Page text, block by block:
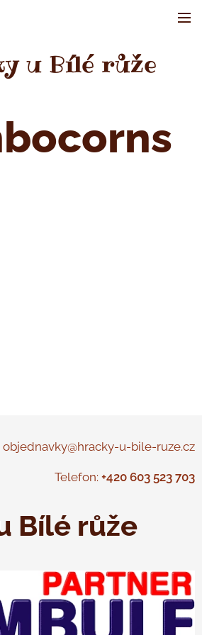
u Bílé růže
u-bile-ruze.cz
Telefon: +420 603 523 703
Bílé růže